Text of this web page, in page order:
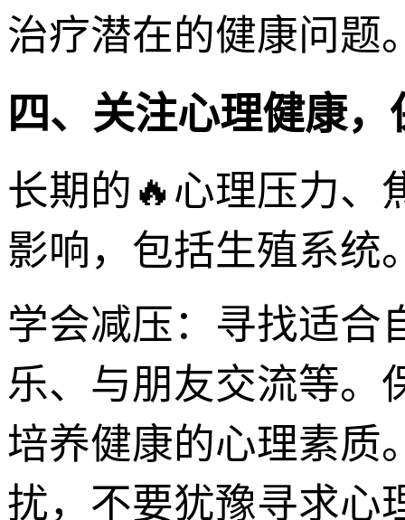
治疗潜在的健康问题
四、关注心理健康
长期的🔥心理压力、
影响，包括生殖系统
学会减压：寻找适合
乐、与朋友交流等。
培养健康的心理素质
扰，不要犹豫寻求心